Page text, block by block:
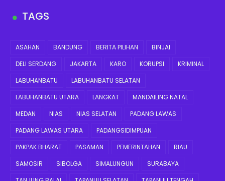
TAGS
ASAHAN BANDUNG BERITA PILIHAN
BINJAI
DELI SERDANG
JAKARTA KARO KORUPSI
KRIMINAL
LABUHANBATU
LABUHANBATU SELATAN
LABUHANBATU UTARA
LANGKAT
MANDAILING NATAL
MEDAN
NIAS NIAS SELATAN
PADANG LAWAS
PADANG LAWAS UTARA
PADANGSIDIMPUAN
PAKPAK BHARAT
PASAMAN PEMERINTAHAN
RIAU
SAMOSIR
SIBOLGA SIMALUNGUN
SURABAYA